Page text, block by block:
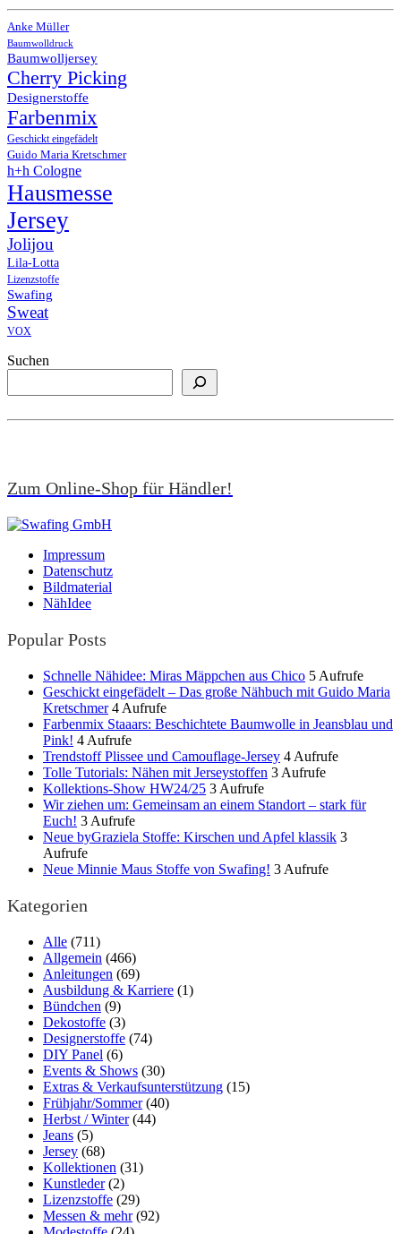
Anke Müller
Baumwolldruck
Baumwolljersey
Cherry Picking
Designerstoffe
Farbenmix
Geschickt eingefädelt
Guido Maria Kretschmer
h+h Cologne
Hausmesse
Jersey
Jolijou
Lila-Lotta
Lizenzstoffe
Swafing
Sweat
VOX
Suchen
Zum Online-Shop für Händler!
Impressum
Datenschutz
Bildmaterial
NähIdee
Popular Posts
Schnelle Nähidee: Miras Mäppchen aus Chico 5 Aufrufe
Geschickt eingefädelt – Das große Nähbuch mit Guido Maria
Kretschmer 4 Aufrufe
Farbenmix Staaars: Beschichtete Baumwolle in Jeansblau und
Pink! 4 Aufrufe
Trendstoff Plissee und Camouflage-Jersey 4 Aufrufe
Tolle Tutorials: Nähen mit Jerseystoffen 3 Aufrufe
Kollektions-Show HW24/25 3 Aufrufe
Wir ziehen um: Gemeinsam an einem Standort – stark für
Euch! 3 Aufrufe
Neue byGraziela Stoffe: Kirschen und Apfel klassik 3
Aufrufe
Neue Minnie Maus Stoffe von Swafing! 3 Aufrufe
Kategorien
Alle (711)
Allgemein (466)
Anleitungen (69)
Ausbildung & Karriere (1)
Bündchen (9)
Dekostoffe (3)
Designerstoffe (74)
DIY Panel (6)
Events & Shows (30)
Extras & Verkaufsunterstützung (15)
Frühjahr/Sommer (40)
Herbst / Winter (44)
Jeans (5)
Jersey (68)
Kollektionen (31)
Kunstleder (2)
Lizenzstoffe (29)
Messen & mehr (92)